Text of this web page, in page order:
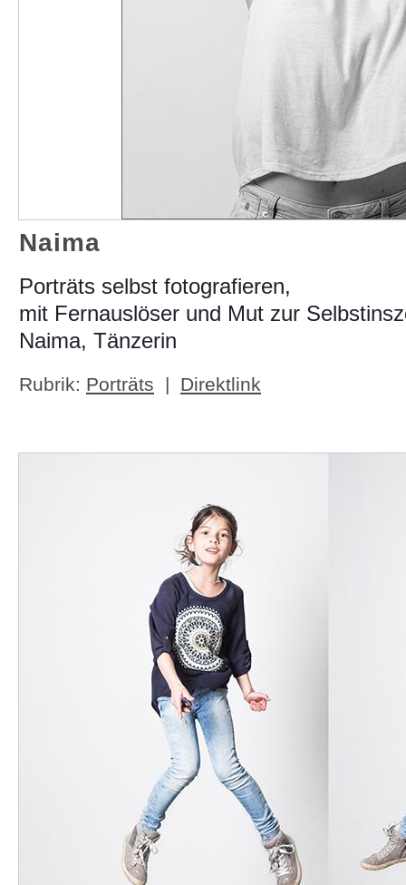
Naima
Porträts selbst fotografieren,
mit Fernauslöser und Mut zur
Naima, Tänzerin
Rubrik: Porträts | Direktlink